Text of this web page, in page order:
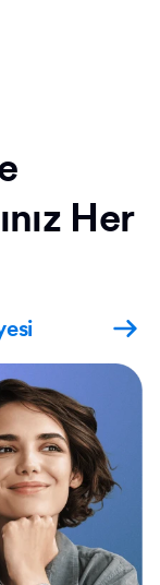
Her